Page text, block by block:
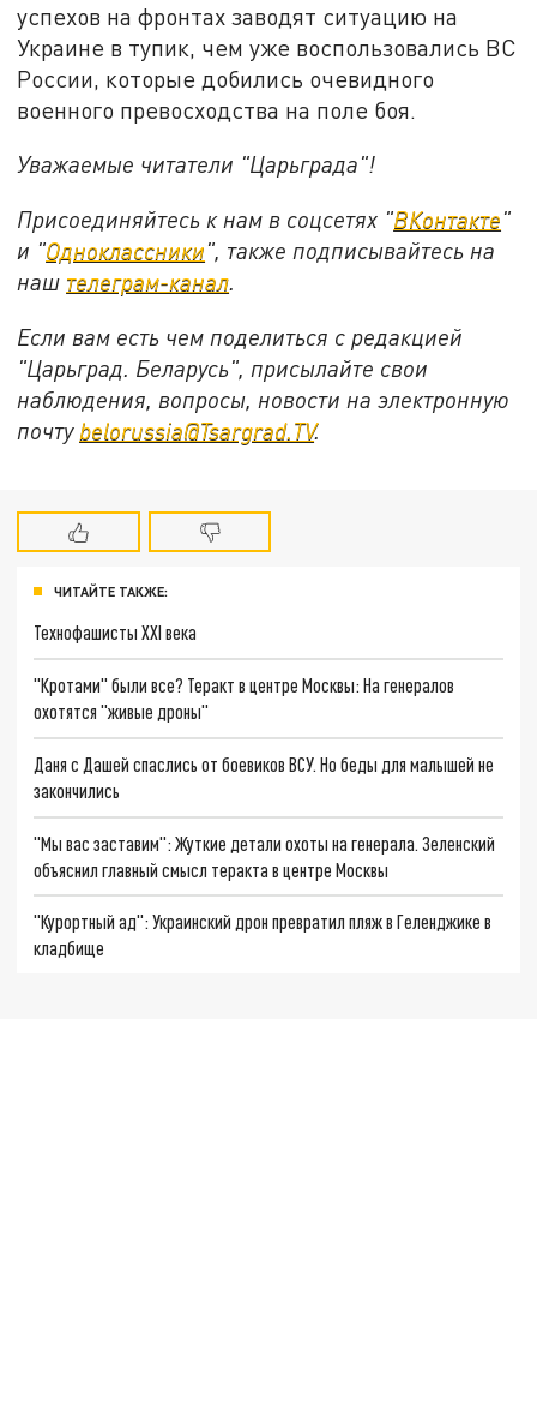
успехов на фронтах заводят ситуацию на
Украине в тупик, чем уже воспользовались ВС
России, которые добились очевидного
военного превосходства на поле боя.
Уважаемые читатели "Царьграда"!
Присоединяйтесь к нам в соцсетях "ВКонтакте"
и "Одноклассники", также подписывайтесь на
наш телеграм-канал.
Если вам есть чем поделиться с редакцией
"Царьград. Беларусь", присылайте свои
наблюдения, вопросы, новости на электронную
почту belorussia@Tsargrad.TV.
ЧИТАЙТЕ ТАКЖЕ:
Технофашисты XXI века
"Кротами" были все? Теракт в центре Москвы: На генералов
охотятся "живые дроны"
Даня с Дашей спаслись от боевиков ВСУ. Но беды для малышей не
закончились
"Мы вас заставим": Жуткие детали охоты на генерала. Зеленский
объяснил главный смысл теракта в центре Москвы
"Курортный ад": Украинский дрон превратил пляж в Геленджике в
кладбище